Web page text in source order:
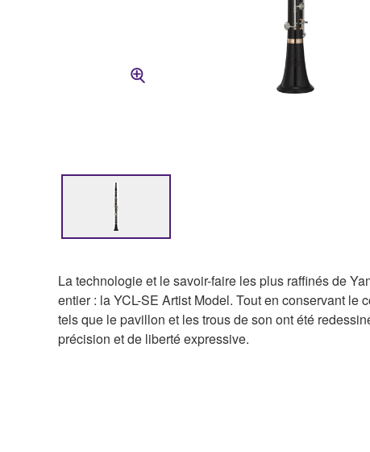
La technologie et le savoir-faire les plus raffinés de
entier : la YCL-SE Artist Model. Tout en conservant
tels que le pavillon et les trous de son ont été
précision et de liberté expressive.